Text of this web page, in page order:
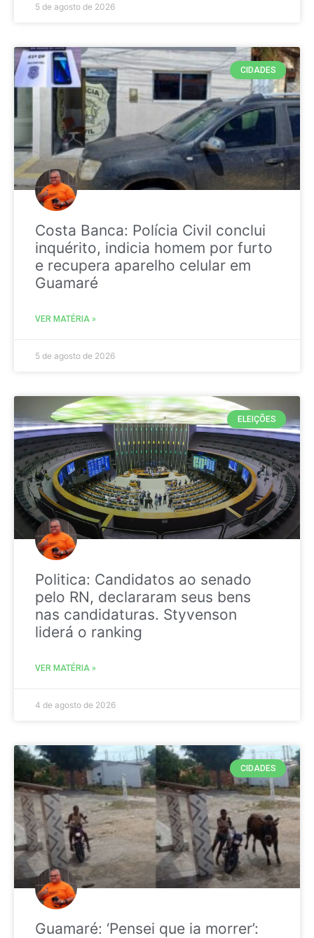
5 de agosto de 2026
CIDADES
Costa Banca: Polícia Civil conclui
inquérito, indicia homem por furto
e recupera aparelho celular em
Guamaré
VER MATÉRIA »
5 de agosto de 2026
ELEIÇÕES
Politica: Candidatos ao senado
pelo RN, declararam seus bens
nas candidaturas. Styvenson
liderá o ranking
VER MATÉRIA »
4 de agosto de 2026
CIDADES
Guamaré: ‘Pensei que ia morrer’: